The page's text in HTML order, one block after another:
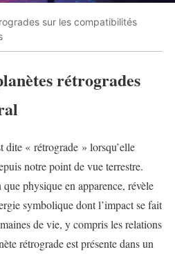
sur les compatibilités
rétrogrades
dite « rétrograde » lorsqu’elle
notre point de vue terrestre.
physique en apparence, révèle
symbolique dont l’impact se fait
de vie, y compris les relations
rétrograde est présente dans un